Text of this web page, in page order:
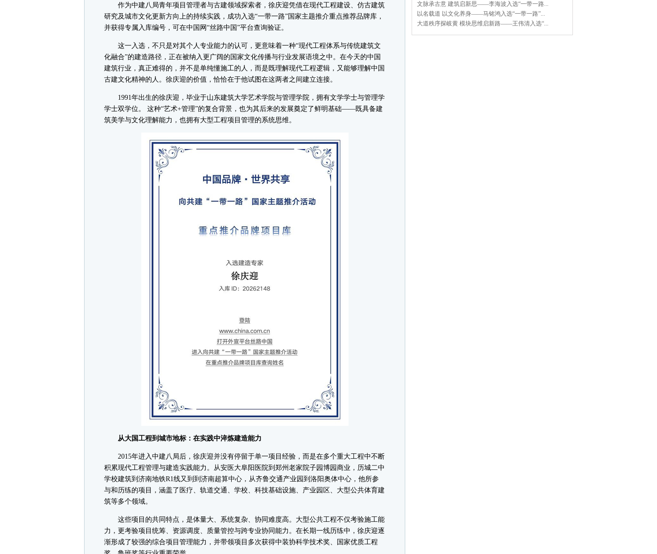
作为中建八局青年项目管理者与古建领域探索者，徐庆迎凭借在现代工程建设、仿古建筑
研究及城市文化更新方向上的持续实践，成功入选“一带一路”国家主题推介重点推荐品牌库，
并获得专属入库编号，可在中国网“丝路中国”平台查询验证。
这一入选，不只是对其个人专业能力的认可，更意味着一种“现代工程体系与传统建筑文
化融合”的建造路径，正在被纳入更广阔的国家文化传播与行业发展语境之中。在今天的中国
建筑行业，真正难得的，并不是单纯懂施工的人，而是既理解现代工程逻辑，又能够理解中国
古建文化精神的人。徐庆迎的价值，恰恰在于他试图在这两者之间建立连接。
1991年出生的徐庆迎，毕业于山东建筑大学艺术学院与管理学院，拥有文学学士与管理学
学士双学位。 这种“艺术+管理”的复合背景，也为其后来的发展奠定了鲜明基础——既具备建
筑美学与文化理解能力，也拥有大型工程项目管理的系统思维。
从大国工程到城市地标：在实践中淬炼建造能力
2015年进入中建八局后，徐庆迎并没有停留于单一项目经验，而是在多个重大工程中不断
积累现代工程管理与建造实践能力。从安医大阜阳医院到郑州老家院子园博园商业，历城二中
学校建筑到济南地铁R1线又到到济南超算中心，从齐鲁交通产业园到洛阳奥体中心，他所参
与和历练的项目，涵盖了医疗、轨道交通、学校、科技基础设施、产业园区、大型公共体育建
筑等多个领域。
这些项目的共同特点，是体量大、系统复杂、协同难度高。大型公共工程不仅考验施工能
力，更考验项目统筹、资源调度、质量管控与跨专业协同能力。在长期一线历练中，徐庆迎逐
渐形成了较强的综合项目管理能力，并带领项目多次获得中装协科学技术奖、国家优质工程
文脉承古意 建筑启新思——李海波入选“一带一路...
以名载道 以文化养身——马铭鸿入选“一带一路”...
大道秩序探岐黄 模块思维启新路——王伟清入选“...